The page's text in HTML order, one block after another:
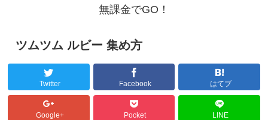
無課金でGO！
ツムツム ルビー 集め方
Twitter Facebook はてブ
Google+ Pocket LINE